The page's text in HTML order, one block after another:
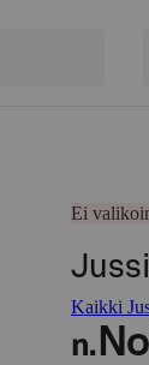
Ei
Kaikki
n.